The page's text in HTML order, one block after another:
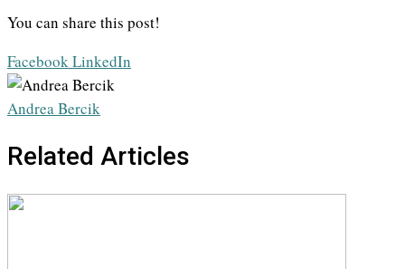
You can share this post!
FacebookLinkedIn
Andrea Bercik
Related Articles